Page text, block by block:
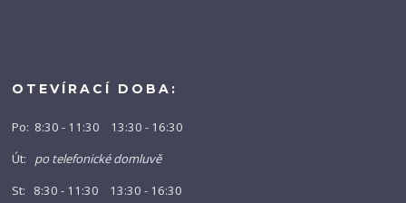
OTEVÍRACÍ DOBA:
Po: 8:30 - 11:30 13:30 - 16:30
Út: po telefonické domluvě
St: 8:30 - 11:30 13:30 - 16:30